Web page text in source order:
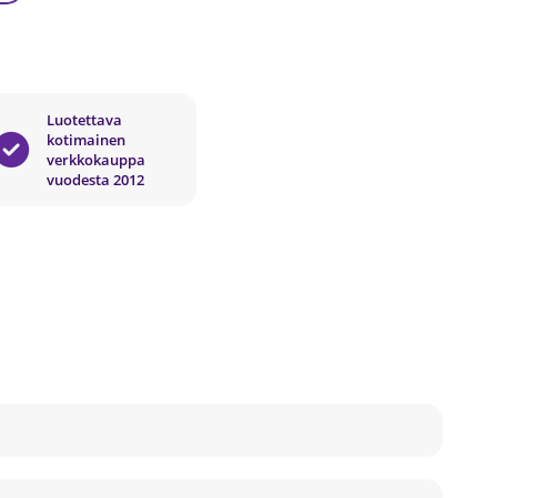
Luotettava
kotimainen
verkkokauppa
vuodesta 2012